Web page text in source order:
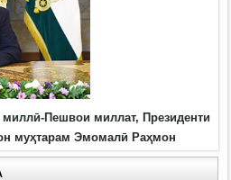
миллӣ-Пешвои миллат, Президенти
муҳтарам Эмомалӣ Раҳмон